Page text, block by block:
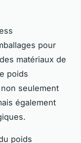
pour
matériaux de
poids
seulement
également
poids